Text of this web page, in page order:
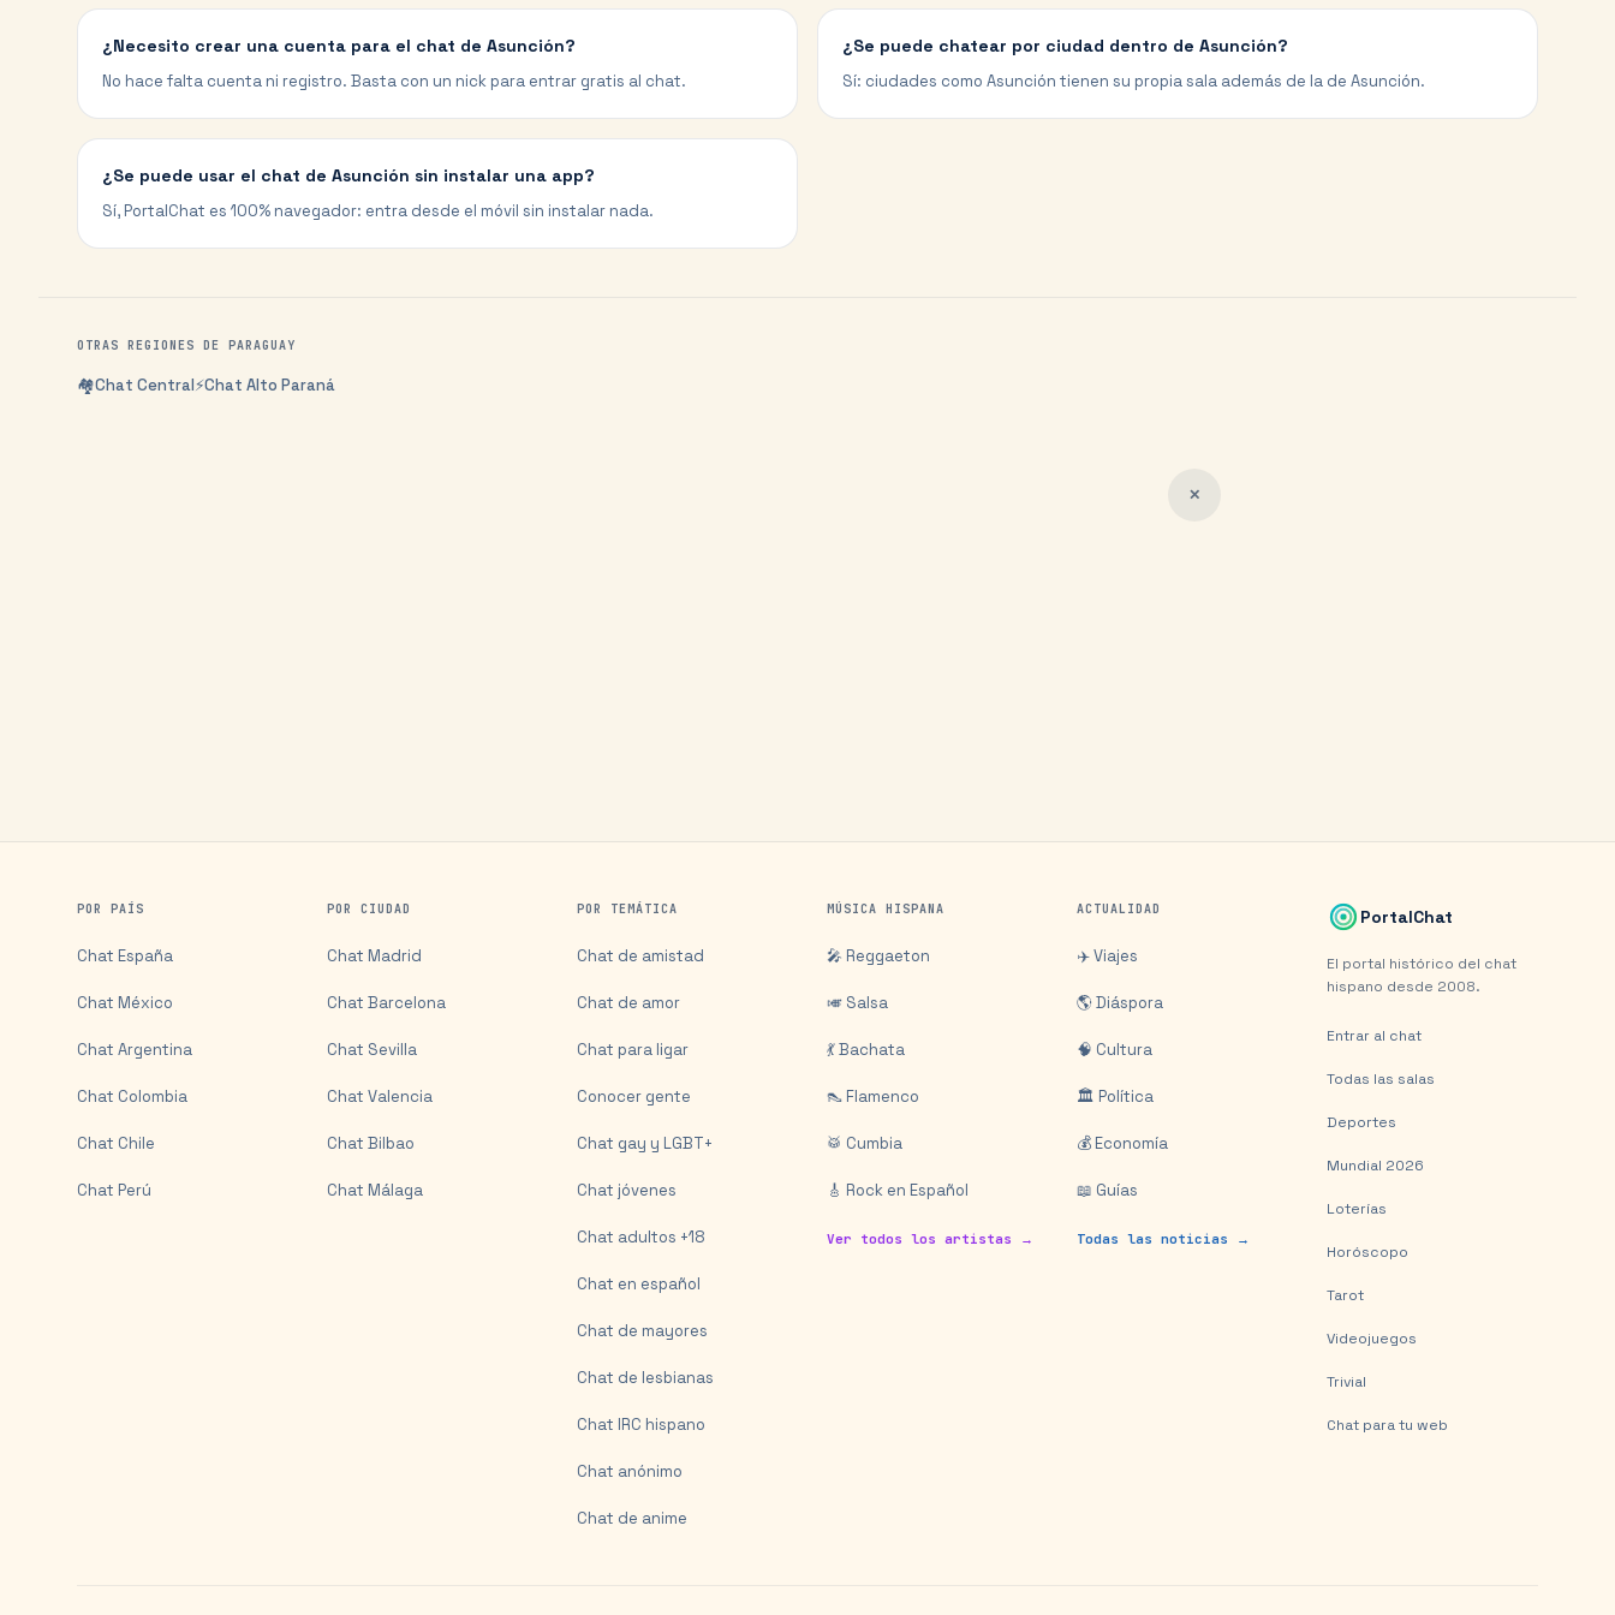
¿Necesito crear una cuenta para el chat de Asunción?
No hace falta cuenta ni registro. Basta con un nick para entrar gratis al chat.
¿Se puede chatear por ciudad dentro de Asunción?
Sí: ciudades como Asunción tienen su propia sala además de la de Asunción.
¿Se puede usar el chat de Asunción sin instalar una app?
Sí, PortalChat es 100% navegador: entra desde el móvil sin instalar nada.
OTRAS REGIONES DE PARAGUAY
🏘️Chat Central⚡Chat Alto Paraná
✕
POR PAÍS
Chat España
Chat México
Chat Argentina
Chat Colombia
Chat Chile
Chat Perú
POR CIUDAD
Chat Madrid
Chat Barcelona
Chat Sevilla
Chat Valencia
Chat Bilbao
Chat Málaga
POR TEMÁTICA
Chat de amistad
Chat de amor
Chat para ligar
Conocer gente
Chat gay y LGBT+
Chat jóvenes
Chat adultos +18
Chat en español
Chat de mayores
Chat de lesbianas
Chat IRC hispano
Chat anónimo
Chat de anime
MÚSICA HISPANA
🎤 Reggaeton
🎺 Salsa
💃 Bachata
👠 Flamenco
🥁 Cumbia
🎸 Rock en Español
Ver todos los artistas →
ACTUALIDAD
✈️ Viajes
🌎 Diáspora
🧠 Cultura
🏛️ Política
💰 Economía
📖 Guías
Todas las noticias →
PortalChat
El portal histórico del chat
hispano desde 2008.
Entrar al chat
Todas las salas
Deportes
Mundial 2026
Loterías
Horóscopo
Tarot
Videojuegos
Trivial
Chat para tu web